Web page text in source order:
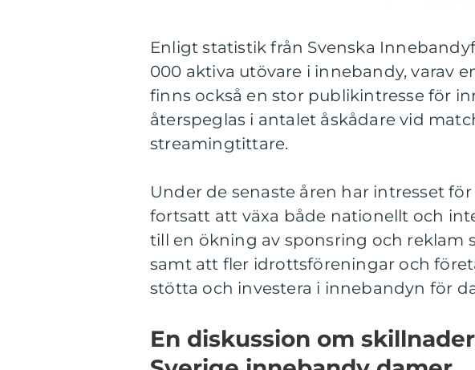
Enligt statistik från Svenska
000 aktiva utövare i innebandy, varav
finns också en stor publikintresse för
återspeglas i antalet åskådare vid
streamingtittare.
Under de senaste åren har intresset
fortsatt att växa både nationellt och
till en ökning av sponsring och reklam
samt att fler idrottsföreningar och
stötta och investera i innebandyn för
En diskussion om